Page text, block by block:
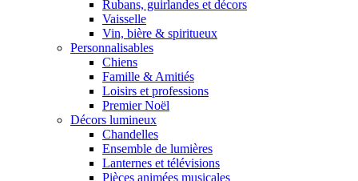
Rubans, guirlandes et décors
Vaisselle
Vin, bière & spiritueux
Personnalisables
Chiens
Famille & Amitiés
Loisirs et professions
Premier Noël
Décors lumineux
Chandelles
Ensemble de lumières
Lanternes et télévisions
Pièces animées musicales